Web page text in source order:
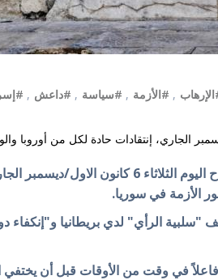
, #الأزمة , #سياسة , #داعش ,
صباح اليوم الثلاثاء 6 كانون الاول/ديسمبر الجاري، إنتقادات حادة لكل من أوروبا
كييف/أوكرانيا بالعربية/وجه عدد من الصحف العربية الصادرة صباح اليوم الثلاثاء 6 كانون
الأزمة في سوريا.
"سلبية الرأي" لدي بريطانيا و"إنكفاء
في وقت من الأوقات قبل أن يختفي